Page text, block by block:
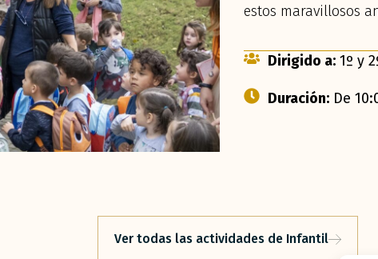
estos maravillosos
Dirigido a: 1º y
Duración: De
Ver todas las actividades de Infantil